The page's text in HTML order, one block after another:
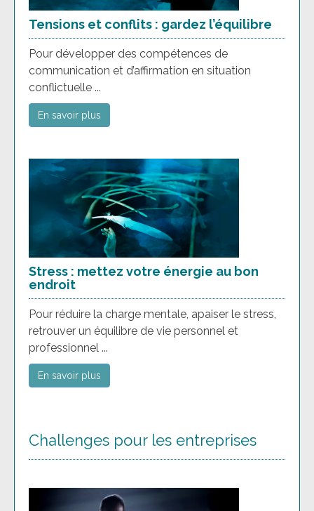
Tensions et conflits : gardez l’équilibre
Pour développer des compétences de
communication et d’affirmation en situation
conflictuelle ...
En savoir plus
Stress : mettez votre énergie au bon
endroit
Pour réduire la charge mentale, apaiser le stress,
retrouver un équilibre de vie personnel et
professionnel ...
En savoir plus
Challenges pour les entreprises